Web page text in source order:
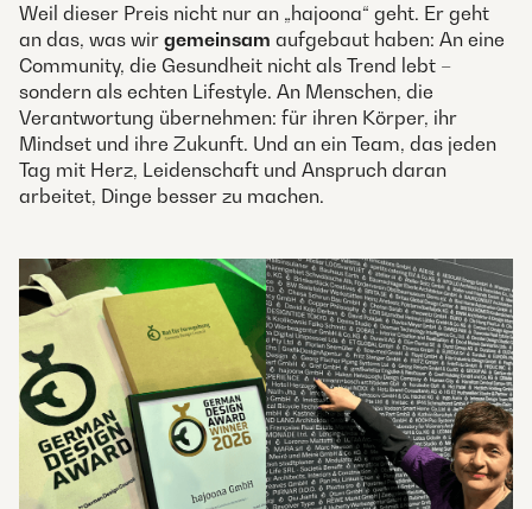
Weil dieser Preis nicht nur an „hajoona“ geht. Er geht
an das, was wir gemeinsam aufgebaut haben: An eine
Community, die Gesundheit nicht als Trend lebt –
sondern als echten Lifestyle. An Menschen, die
Verantwortung übernehmen: für ihren Körper, ihr
Mindset und ihre Zukunft. Und an ein Team, das jeden
Tag mit Herz, Leidenschaft und Anspruch daran
arbeitet, Dinge besser zu machen.